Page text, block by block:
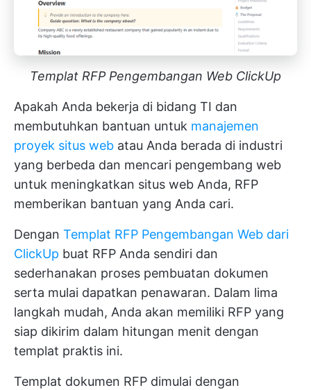
Templat RFP Pengembangan Web ClickUp
Apakah Anda bekerja di bidang TI dan
membutuhkan bantuan untuk manajemen
proyek situs web atau Anda berada di industri
yang berbeda dan mencari pengembang web
untuk meningkatkan situs web Anda, RFP
memberikan bantuan yang Anda cari.
Dengan Templat RFP Pengembangan Web dari
ClickUp buat RFP Anda sendiri dan
sederhanakan proses pembuatan dokumen
serta mulai dapatkan penawaran. Dalam lima
langkah mudah, Anda akan memiliki RFP yang
siap dikirim dalam hitungan menit dengan
templat praktis ini.
Templat dokumen RFP dimulai dengan